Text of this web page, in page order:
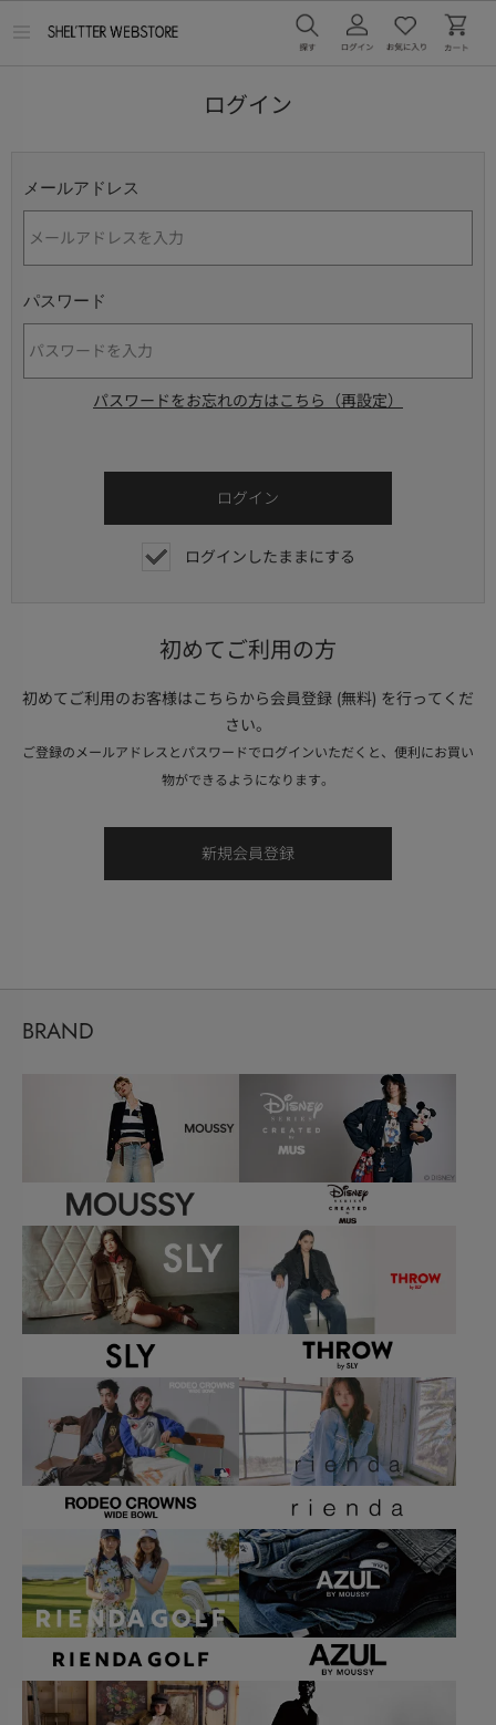
ログイン
メールアドレス
パスワード
パスワードをお忘れの方はこちら（再設定）
ログインしたままにする
初めてご利用の方
初めてご利用のお客様はこちらから会員登録 (無料) を行ってくだ
さい。
ご登録のメールアドレスとパスワードでログインいただくと、便利にお買い
物ができるようになります。
BRAND